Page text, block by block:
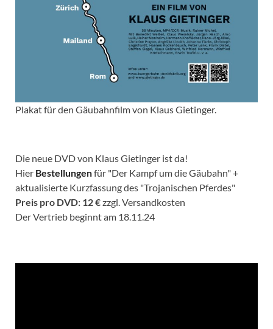
Plakat für den Gäubahnfilm von Klaus Gietinger.
Die neue DVD von Klaus Gietinger ist da!
Hier Bestellungenfür "Der Kampf um die Gäubahn" +
aktualisierte Kurzfassung des "Trojanischen Pferdes"
Preis pro DVD: 12 €zzgl. Versandkosten
Der Vertrieb beginnt am 18.11.24